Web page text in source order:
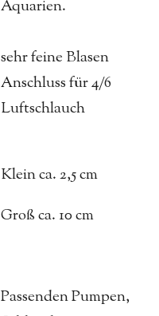
Aquarien.
sehr feine Blasen
Anschluss für 4/6
Luftschlauch
Klein ca. 2,5 cm
Groß ca. 10 cm
Passenden Pumpen,